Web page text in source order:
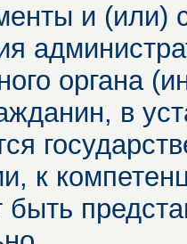
и (или)
органа
в
к
быть